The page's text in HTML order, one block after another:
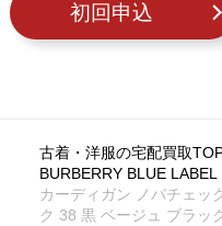
初回申込
古着・洋服の宅配買取
BURBERRY BLUE
カーディガン ノバチェッ
ク 38 黒 ベージュ ブラッ